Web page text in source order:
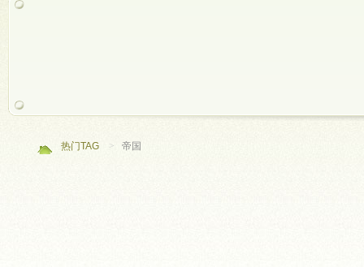
热门TAG > 帝国